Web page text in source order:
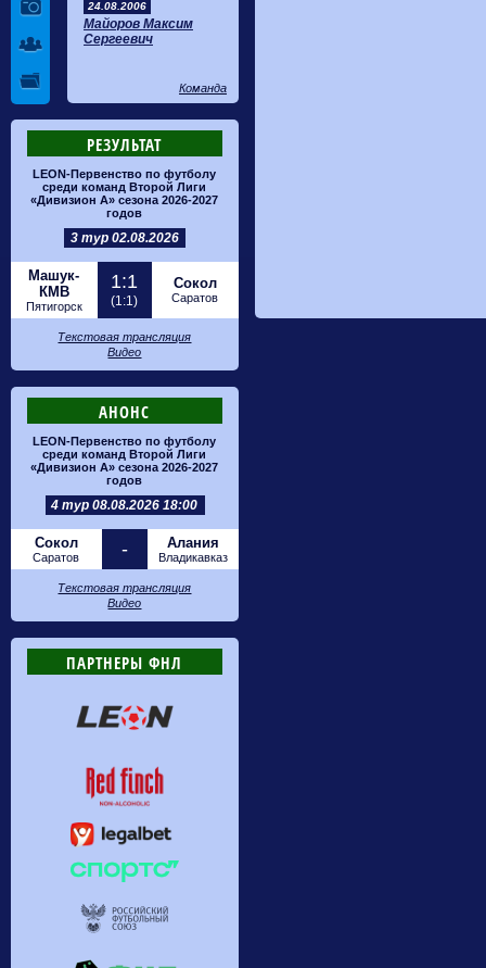
24.08.2006
Майоров Максим
Сергеевич
Команда
РЕЗУЛЬТАТ
LEON-Первенство по футболу
среди команд Второй Лиги
«Дивизион А» сезона 2026-2027
годов
3 тур 02.08.2026
Машук-
КМВ
Пятигорск
1:1
(1:1)
Сокол
Саратов
Текстовая трансляция
Видео
АНОНС
LEON-Первенство по футболу
среди команд Второй Лиги
«Дивизион А» сезона 2026-2027
годов
4 тур 08.08.2026 18:00
Сокол
Саратов - Алания
Владикавказ
Текстовая трансляция
Видео
ПАРТНЕРЫ ФНЛ